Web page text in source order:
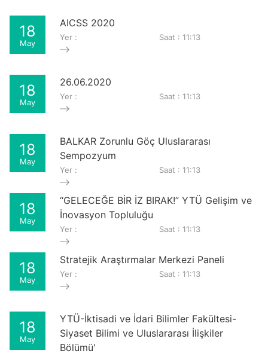
18
May
AICSS 2020
Yer : Saat : 11:13
18
May
26.06.2020
Yer : Saat : 11:13
18
May
BALKAR Zorunlu Göç Uluslararası
Sempozyum
Yer : Saat : 11:13
18
May
“GELECEĞE BİR İZ BIRAK!” YTÜ Gelişim ve
İnovasyon Topluluğu
Yer : Saat : 11:13
18
May
Stratejik Araştırmalar Merkezi Paneli
Yer : Saat : 11:13
18
May
YTÜ-İktisadi ve İdari Bilimler Fakültesi-
Siyaset Bilimi ve Uluslararası İlişkiler
Bölümü'